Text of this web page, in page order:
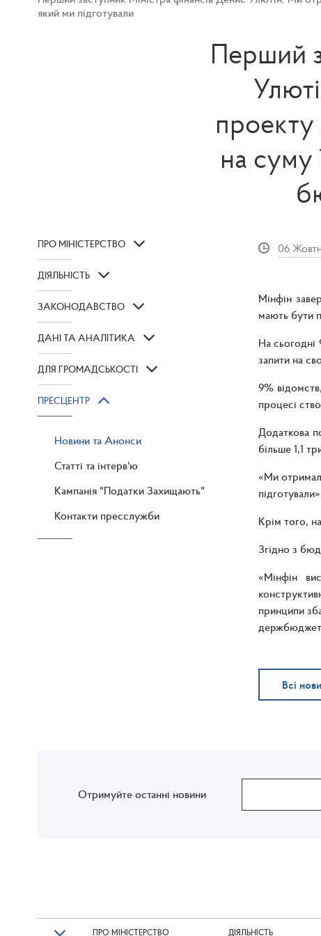
який ми підготували
Перший
на суму
ПРО МІНІСТЕРСТВО
ДІЯЛЬНІСТЬ
ЗАКОНОДАВСТВО
ДАНІ ТА АНАЛІТИКА
ДЛЯ ГРОМАДСЬКОСТІ
ПРЕСЦЕНТР
Новини та Анонси
Статті та інтерв'ю
Кампанія "Податки Захищають"
Контакти пресслужби
06
Мінфін
мають бути
На
запити на
9%
процесі
Додаткова
більше 1,1
«Ми
Крім того,
Згідно з
«Мінфін
принципи
Всі
Отримуйте останні новини
ПРО МІНІСТЕРСТВО ДІЯЛЬНІСТЬ